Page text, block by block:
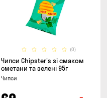
(0)
Чипси Chipster's зі смаком
сметани та зелені 95г
Чипси